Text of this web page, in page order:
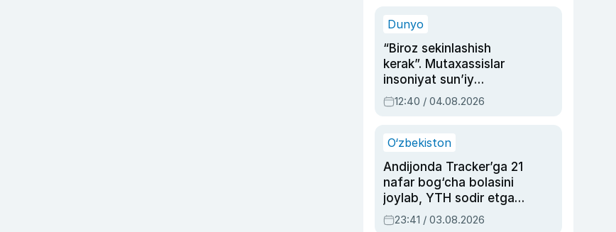
Dunyo
“Biroz sekinlashish
kerak”. Mutaxassislar
insoniyat sun’iy
intellektni boshqara
olmay qolishidan xavotir
12:40 / 04.08.2026
O‘zbekiston
Andijonda Tracker’ga 21
nafar bog‘cha bolasini
joylab, YTH sodir etgan
ayolga sud hukmi o‘qildi
23:41 / 03.08.2026